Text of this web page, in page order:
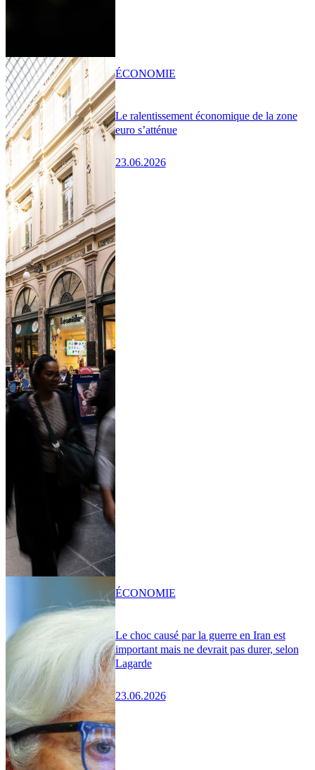
Le ralentissement économique de la zone
euro s’atténue
23.06.2026
ÉCONOMIE
Le choc causé par la guerre en Iran est
important mais ne devrait pas durer, selon
Lagarde
23.06.2026
ÉCONOMIE